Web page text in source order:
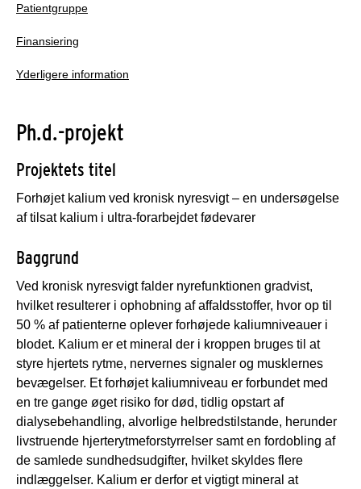
Patientgruppe
Finansiering
Yderligere information
Ph.d.-projekt
Projektets titel
Forhøjet kalium ved kronisk nyresvigt – en undersøgelse
af tilsat kalium i ultra-forarbejdet fødevarer
Baggrund
Ved kronisk nyresvigt falder nyrefunktionen gradvist,
hvilket resulterer i ophobning af affaldsstoffer, hvor op til
50 % af patienterne oplever forhøjede kaliumniveauer i
blodet. Kalium er et mineral der i kroppen bruges til at
styre hjertets rytme, nervernes signaler og musklernes
bevægelser. Et forhøjet kaliumniveau er forbundet med
en tre gange øget risiko for død, tidlig opstart af
dialysebehandling, alvorlige helbredstilstande, herunder
livstruende hjerterytmeforstyrrelser samt en fordobling af
de samlede sundhedsudgifter, hvilket skyldes flere
indlæggelser. Kalium er derfor et vigtigt mineral at